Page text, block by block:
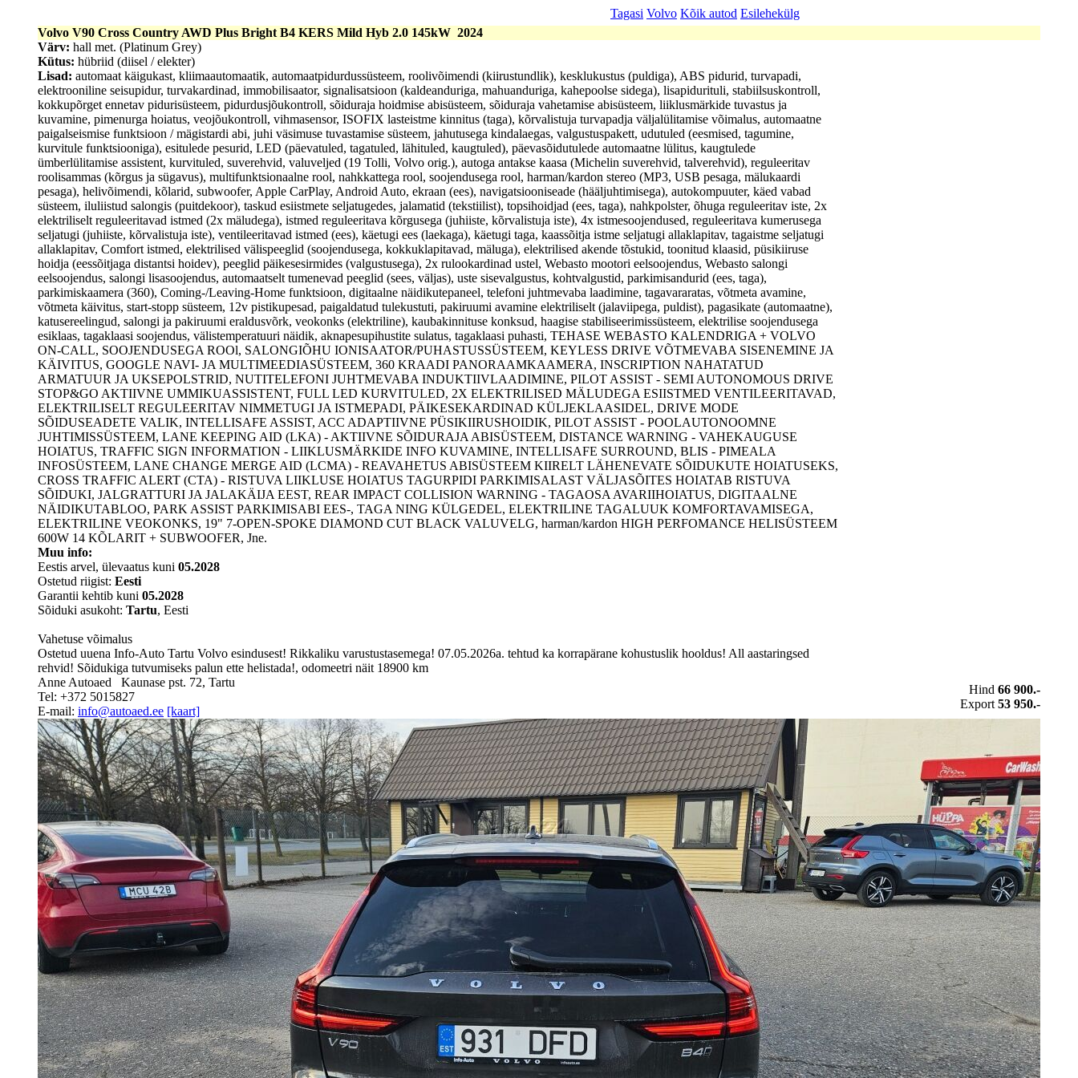
Tagasi Volvo Kõik autod Esilehekülg
Volvo V90 Cross Country AWD Plus Bright B4 KERS Mild Hyb 2.0 145kW 2024
Värv: hall met. (Platinum Grey)
Kütus: hübriid (diisel / elekter)
Lisad: automaat käigukast, kliimaautomaatik, automaatpidurdussüsteem, roolivõimendi (kiirustundlik), kesklukustus (puldiga), ABS pidurid, turvapadi,
elektrooniline seisupidur, turvakardinad, immobilisaator, signalisatsioon (kaldeanduriga, mahuanduriga, kahepoolse sidega), lisapidurituli, stabiilsuskontroll,
kokkupõrget ennetav pidurisüsteem, pidurdusjõukontroll, sõiduraja hoidmise abisüsteem, sõiduraja vahetamise abisüsteem, liiklusmärkide tuvastus ja
kuvamine, pimenurga hoiatus, veojõukontroll, vihmasensor, ISOFIX lasteistme kinnitus (taga), kõrvalistuja turvapadja väljalülitamise võimalus, automaatne
paigalseismise funktsioon / mägistardi abi, juhi väsimuse tuvastamise süsteem, jahutusega kindalaegas, valgustuspakett, udutuled (eesmised, tagumine,
kurvitule funktsiooniga), esitulede pesurid, LED (päevatuled, tagatuled, lähituled, kaugtuled), päevasõidutulede automaatne lülitus, kaugtulede
ümberlülitamise assistent, kurvituled, suverehvid, valuveljed (19 Tolli, Volvo orig.), autoga antakse kaasa (Michelin suverehvid, talverehvid), reguleeritav
roolisammas (kõrgus ja sügavus), multifunktsionaalne rool, nahkkattega rool, soojendusega rool, harman/kardon stereo (MP3, USB pesaga, mälukaardi
pesaga), helivõimendi, kõlarid, subwoofer, Apple CarPlay, Android Auto, ekraan (ees), navigatsiooniseade (hääljuhtimisega), autokompuuter, käed vabad
süsteem, iluliistud salongis (puitdekoor), taskud esiistmete seljatugedes, jalamatid (tekstiilist), topsihoidjad (ees, taga), nahkpolster, õhuga reguleeritav iste, 2x
elektriliselt reguleeritavad istmed (2x mäludega), istmed reguleeritava kõrgusega (juhiiste, kõrvalistuja iste), 4x istmesoojendused, reguleeritava kumerusega
seljatugi (juhiiste, kõrvalistuja iste), ventileeritavad istmed (ees), käetugi ees (laekaga), käetugi taga, kaassõitja istme seljatugi allaklapitav, tagaistme seljatugi
allaklapitav, Comfort istmed, elektrilised välispeeglid (soojendusega, kokkuklapitavad, mäluga), elektrilised akende tõstukid, toonitud klaasid, püsikiiruse
hoidja (eessõitjaga distantsi hoidev), peeglid päikesesirmides (valgustusega), 2x rulookardinad ustel, Webasto mootori eelsoojendus, Webasto salongi
eelsoojendus, salongi lisasoojendus, automaatselt tumenevad peeglid (sees, väljas), uste sisevalgustus, kohtvalgustid, parkimisandurid (ees, taga),
parkimiskaamera (360), Coming-/Leaving-Home funktsioon, digitaalne näidikutepaneel, telefoni juhtmevaba laadimine, tagavararatas, võtmeta avamine,
võtmeta käivitus, start-stopp süsteem, 12v pistikupesad, paigaldatud tulekustuti, pakiruumi avamine elektriliselt (jalaviipega, puldist), pagasikate (automaatne),
katusereelingud, salongi ja pakiruumi eraldusvõrk, veokonks (elektriline), kaubakinnituse konksud, haagise stabiliseerimissüsteem, elektrilise soojendusega
esiklaas, tagaklaasi soojendus, välistemperatuuri näidik, aknapesupihustite sulatus, tagaklaasi puhasti, TEHASE WEBASTO KALENDRIGA + VOLVO
ON-CALL, SOOJENDUSEGA ROOl, SALONGIÕHU IONISAATOR/PUHASTUSSÜSTEEM, KEYLESS DRIVE VÕTMEVABA SISENEMINE JA
KÄIVITUS, GOOGLE NAVI- JA MULTIMEEDIASÜSTEEM, 360 KRAADI PANORAAMKAAMERA, INSCRIPTION NAHATATUD
ARMATUUR JA UKSEPOLSTRID, NUTITELEFONI JUHTMEVABA INDUKTIIVLAADIMINE, PILOT ASSIST - SEMI AUTONOMOUS DRIVE
STOP&GO AKTIIVNE UMMIKUASSISTENT, FULL LED KURVITULED, 2X ELEKTRILISED MÄLUDEGA ESIISTMED VENTILEERITAVAD,
ELEKTRILISELT REGULEERITAV NIMMETUGI JA ISTMEPADI, PÄIKESEKARDINAD KÜLJEKLAASIDEL, DRIVE MODE
SÕIDUSEADETE VALIK, INTELLISAFE ASSIST, ACC ADAPTIIVNE PÜSIKIIRUSHOIDIK, PILOT ASSIST - POOLAUTONOOMNE
JUHTIMISSÜSTEEM, LANE KEEPING AID (LKA) - AKTIIVNE SÕIDURAJA ABISÜSTEEM, DISTANCE WARNING - VAHEKAUGUSE
HOIATUS, TRAFFIC SIGN INFORMATION - LIIKLUSMÄRKIDE INFO KUVAMINE, INTELLISAFE SURROUND, BLIS - PIMEALA
INFOSÜSTEEM, LANE CHANGE MERGE AID (LCMA) - REAVAHETUS ABISÜSTEEM KIIRELT LÄHENEVATE SÕIDUKUTE HOIATUSEKS,
CROSS TRAFFIC ALERT (CTA) - RISTUVA LIIKLUSE HOIATUS TAGURPIDI PARKIMISALAST VÄLJASÕITES HOIATAB RISTUVA
SÕIDUKI, JALGRATTURI JA JALAKÄIJA EEST, REAR IMPACT COLLISION WARNING - TAGAOSA AVARIIHOIATUS, DIGITAALNE
NÄIDIKUTABLOO, PARK ASSIST PARKIMISABI EES-, TAGA NING KÜLGEDEL, ELEKTRILINE TAGALUUK KOMFORTAVAMISEGA,
ELEKTRILINE VEOKONKS, 19" 7-OPEN-SPOKE DIAMOND CUT BLACK VALUVELG, harman/kardon HIGH PERFOMANCE HELISÜSTEEM
600W 14 KÕLARIT + SUBWOOFER, Jne.
Muu info:
Eestis arvel, ülevaatus kuni 05.2028
Ostetud riigist: Eesti
Garantii kehtib kuni 05.2028
Sõiduki asukoht: Tartu, Eesti
Vahetuse võimalus
Ostetud uuena Info-Auto Tartu Volvo esindusest! Rikkaliku varustustasemega! 07.05.2026a. tehtud ka korrapärane kohustuslik hooldus! All aastaringsed
rehvid! Sõidukiga tutvumiseks palun ette helistada!, odomeetri näit 18900 km
Anne Autoaed Kaunase pst. 72, Tartu
Tel: +372 5015827
E-mail: info@autoaed.ee [kaart]
Hind 66 900.-
Export 53 950.-